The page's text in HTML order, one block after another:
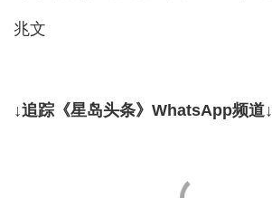
兆文
↓追踪《星岛头条》WhatsApp频道↓